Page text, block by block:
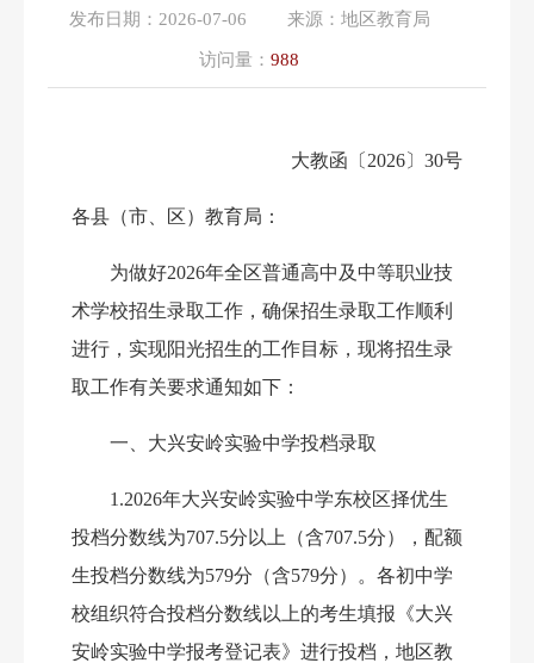
发布日期： 2026-07-06 来源： 地区教育局
访问量： 988
大教函 〔 2026〕 30号
各县（市、区）教育局：
为做好2026年全区普通高中及中等职业技
术学校招生录取工作，确保招生录取工作顺利
进行，实现阳光招生的工作目标，现将招生录
取工作有关要求通知如下：
一、大兴安岭实验中学投档录取
1.2026年大兴安岭实验中学东校区择优生
投档分数线为707.5分以上（含707.5分）， 配额
生投档分数线为579分（含579分）。各初中学
校组织符合投档分数线以上的考生填报《大兴
安岭实验中学报考登记表》进行投档，地区教